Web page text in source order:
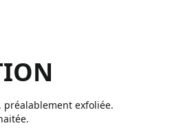
exfoliée.